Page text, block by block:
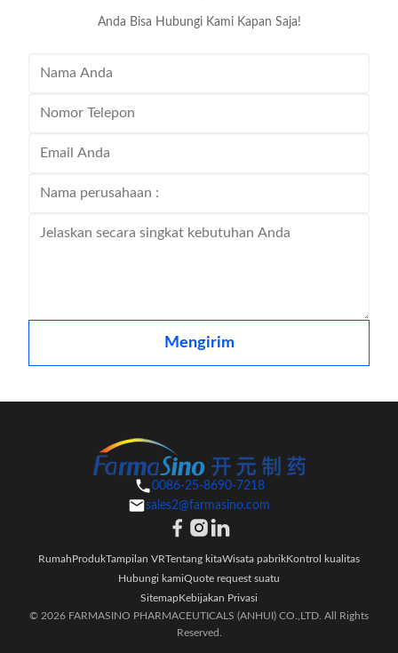
Anda Bisa Hubungi Kami Kapan Saja!
Mengirim
0086-25-8690-7218
sales2@farmasino.com
RumahProdukTampilan VRTentang kitaWisata pabrikKontrol kualitas
Hubungi kamiQuote request suatu
SitemapKebijakan Privasi
© 2026 FARMASINO PHARMACEUTICALS (ANHUI) CO.,LTD. All Rights
Reserved.